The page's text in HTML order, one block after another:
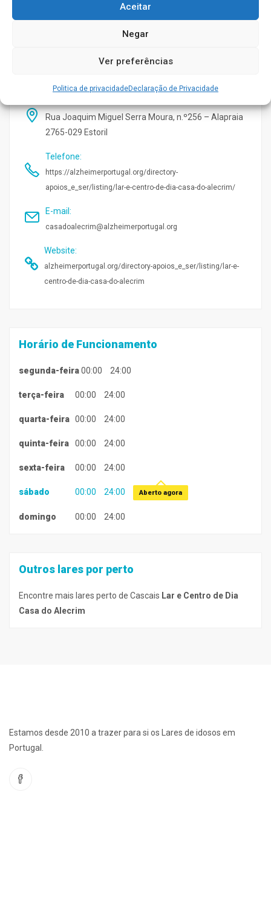
Aceitar
Negar
Ver preferências
Politica de privacidadeDeclaração de Privacidade
Quarto individual
Rua Joaquim Miguel Serra Moura, n.º256 – Alapraia
2765-029 Estoril
Telefone:
https://alzheimerportugal.org/directory-
apoios_e_ser/listing/lar-e-centro-de-dia-casa-do-alecrim/
E-mail :
casadoalecrim@alzheimerportugal.org
Website:
alzheimerportugal.org/directory-apoios_e_ser/listing/lar-e-
centro-de-dia-casa-do-alecrim
Horário de Funcionamento
segunda-feira00:00 24:00
terça-feira 00:00 24:00
quarta-feira 00:00 24:00
quinta-feira 00:00 24:00
sexta-feira 00:00 24:00
sábado 00:00 24:00 Aberto agora
domingo 00:00 24:00
Outros lares por perto
Encontre mais lares perto de Cascais Lar e Centro de Dia
Casa do Alecrim
Estamos desde 2010 a trazer para si os Lares de idosos em
Portugal.